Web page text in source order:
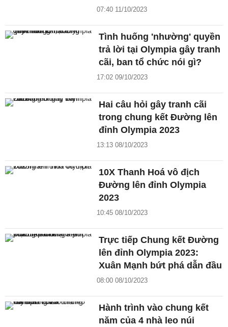
07:40 11/10/2023
Tình huống 'nhường' quyền
trả lời tại Olympia gây tranh
cãi, ban tổ chức nói gì?
17:02 09/10/2023
Hai câu hỏi gây tranh cãi
trong chung kết Đường lên
đỉnh Olympia 2023
13:13 08/10/2023
10X Thanh Hoá vô địch
Đường lên đỉnh Olympia
2023
10:45 08/10/2023
Trực tiếp Chung kết Đường
lên đỉnh Olympia 2023:
Xuân Mạnh bứt phá dẫn đầu
08:00 08/10/2023
Hành trình vào chung kết
năm của 4 nhà leo núi